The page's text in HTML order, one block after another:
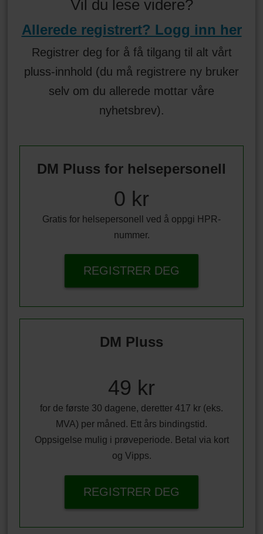
Vil du lese videre?
Allerede registrert? Logg inn her
Registrer deg for å få tilgang til alt vårt
pluss-innhold (du må registrere ny bruker
selv om du allerede mottar våre
nyhetsbrev).
DM Pluss for helsepersonell
0 kr
Gratis for helsepersonell ved å oppgi HPR-
nummer.
REGISTRER DEG
DM Pluss
49 kr
for de første 30 dagene, deretter 417 kr (eks.
MVA) per måned. Ett års bindingstid.
Oppsigelse mulig i prøveperiode. Betal via kort
og Vipps.
REGISTRER DEG